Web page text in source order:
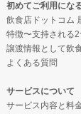
案件一覧
案件一覧
案件一覧
案件一覧
の案件一覧
却物件の案件
抜き売却物件の
クの居抜き売却
売却物件の案
件一覧
居抜き売却物件
件一覧
初めてご利用にな
飲食店ドットコム
特徴〜支持される
譲渡情報として飲
よくある質問
サービスについて
サービス内容と料